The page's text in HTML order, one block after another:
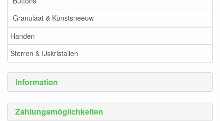
Granulaat & Kunstsneeuw
Handen
Sterren & IJskristallen
Information
Zahlungsmöglichkeiten